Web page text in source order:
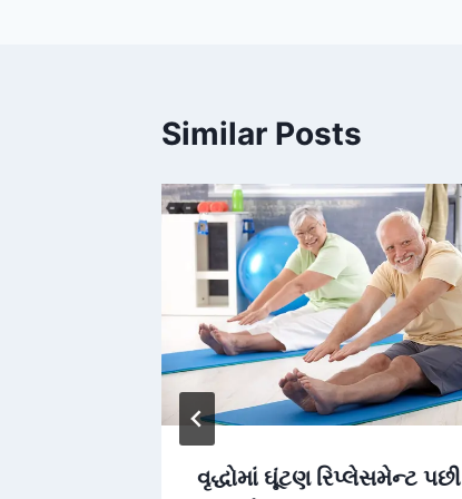
Similar Posts
વૃદ્ધોમાં ઘૂંટણ રિપ્લેસમેન્ટ પછી